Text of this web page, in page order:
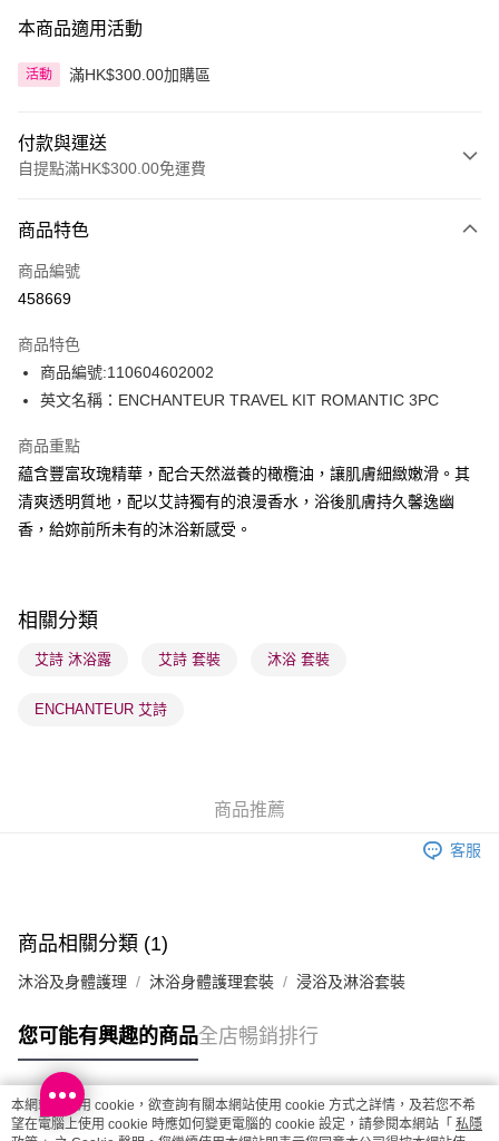
本商品適用活動
活動 滿HK$300.00加購區
付款與運送
自提點滿HK$300.00免運費
信用卡
Apple Pay
PayMe
WeChat Pay
BoC Pay
送貨方式
順豐自助櫃 - 確認發貨後1-3個工作天送達
順豐站及營業點 - 確認發貨後1-3個工作天送達
物流公司進行物流配送
取。逾期會取消訂單，並不會安排重寄
每筆HK$20.00，滿HK$100.00或以上免運費
澳門地區配送 - 確認發貨後1-4個工作天送達
商品特色
商品編號
458669
商品特色
商品編號:110604602002
英文名稱：ENCHANTEUR TRAVEL KIT ROMANTIC 3PC
商品重點
藴含豐富玫瑰精華，配合天然滋養的橄欖油，讓肌膚細緻嫩滑。其
清爽透明質地，配以艾詩獨有的浪漫香水，浴後肌膚持久馨逸幽
香，給妳前所未有的沐浴新感受。
相關分類
艾詩 沐浴露 艾詩 套裝 沐浴 套裝
ENCHANTEUR 艾詩
商品推薦
客服
商品相關分類 (1)
沐浴及身體護理 沐浴身體護理套裝 浸浴及淋浴套裝
您可能有興趣的商品全店暢銷排行
熱門標籤
本網站中使用 cookie，欲查詢有關本網站使用 cookie 方式之詳情，及若您不希
望在電腦上使用 cookie 時應如何變更電腦的 cookie 設定，請參閱本網站「 私隱